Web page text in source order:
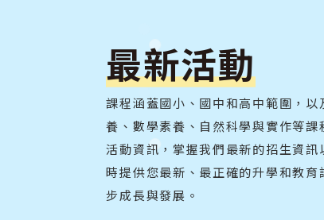
最新活動
課程涵蓋國小、國中和高中範圍，以
養、數學素養、自然科學與實作等課
活動資訊，掌握我們最新的招生資訊
時提供您最新、最正確的升學和教育
步成長與發展。